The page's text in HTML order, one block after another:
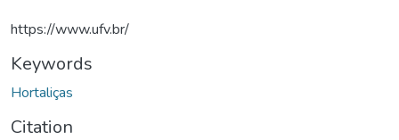
https://www.ufv.br/
Keywords
Hortaliças
Citation